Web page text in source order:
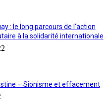
: le long parcours de l’action
à la solidarité internationale
– Sionisme et effacement